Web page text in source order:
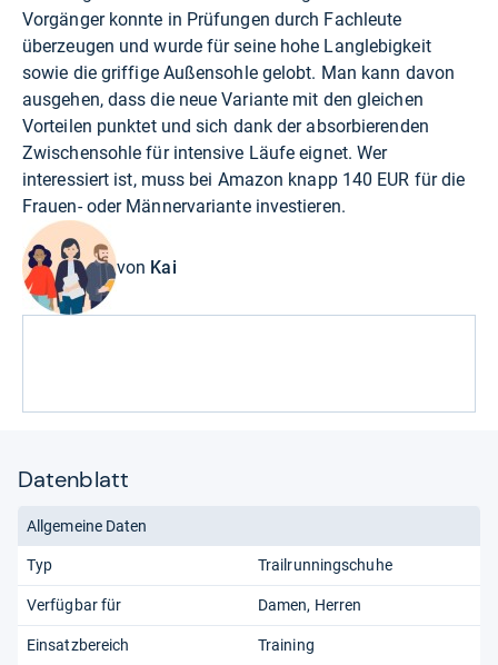
Vorgänger konnte in Prüfungen durch Fachleute
überzeugen und wurde für seine hohe Langlebigkeit
sowie die griffige Außensohle gelobt. Man kann davon
ausgehen, dass die neue Variante mit den gleichen
Vorteilen punktet und sich dank der absorbierenden
Zwischensohle für intensive Läufe eignet. Wer
interessiert ist, muss bei Amazon knapp 140 EUR für die
Frauen- oder Männervarianteinvestieren.
von Kai
Datenblatt
Allgemeine Daten
Typ Trailrunningschuhe
Verfügbar für Damen Herren
Einsatzbereich Training